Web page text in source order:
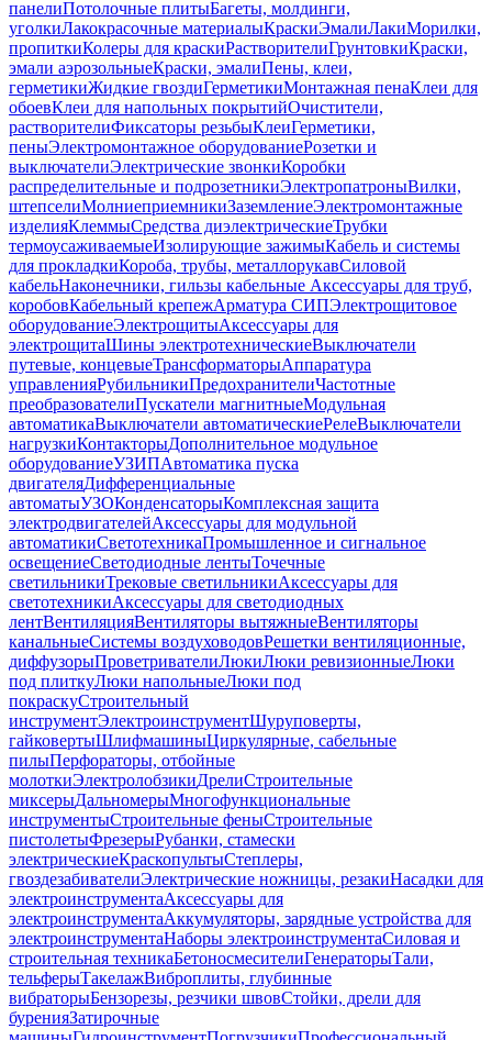
панелиПотолочные плитыБагеты, молдинги,
уголкиЛакокрасочные материалыКраскиЭмалиЛакиМорилки,
пропиткиКолеры для краскиРастворителиГрунтовкиКраски,
эмали аэрозольныеКраски, эмалиПены, клеи,
герметикиЖидкие гвоздиГерметикиМонтажная пенаКлеи для
обоевКлеи для напольных покрытийОчистители,
растворителиФиксаторы резьбыКлеиГерметики,
пеныЭлектромонтажное оборудованиеРозетки и
выключателиЭлектрические звонкиКоробки
распределительные и подрозетникиЭлектропатроныВилки,
штепселиМолниеприемникиЗаземлениеЭлектромонтажные
изделияКлеммыСредства диэлектрическиеТрубки
термоусаживаемыеИзолирующие зажимыКабель и системы
для прокладкиКороба, трубы, металлорукавСиловой
кабельНаконечники, гильзы кабельные Аксессуары для труб,
коробовКабельный крепежАрматура СИПЭлектрощитовое
оборудованиеЭлектрощитыАксессуары для
электрощитаШины электротехническиеВыключатели
путевые, концевыеТрансформаторыАппаратура
управленияРубильникиПредохранителиЧастотные
преобразователиПускатели магнитныеМодульная
автоматикаВыключатели автоматическиеРелеВыключатели
нагрузкиКонтакторыДополнительное модульное
оборудованиеУЗИПАвтоматика пуска
двигателяДифференциальные
автоматыУЗОКонденсаторыКомплексная защита
электродвигателейАксессуары для модульной
автоматикиСветотехникаПромышленное и сигнальное
освещениеСветодиодные лентыТочечные
светильникиТрековые светильникиАксессуары для
светотехникиАксессуары для светодиодных
лентВентиляцияВентиляторы вытяжныеВентиляторы
канальныеСистемы воздуховодовРешетки вентиляционные,
диффузорыПроветривателиЛюкиЛюки ревизионныеЛюки
под плиткуЛюки напольныеЛюки под
покраскуСтроительный
инструментЭлектроинструментШуруповерты,
гайковертыШлифмашиныЦиркулярные, сабельные
пилыПерфораторы, отбойные
молоткиЭлектролобзикиДрелиСтроительные
миксерыДальномерыМногофункциональные
инструментыСтроительные феныСтроительные
пистолетыФрезерыРубанки, стамески
электрическиеКраскопультыСтеплеры,
гвоздезабивателиЭлектрические ножницы, резакиНасадки для
электроинструментаАксессуары для
электроинструментаАккумуляторы, зарядные устройства для
электроинструментаНаборы электроинструментаСиловая и
строительная техникаБетоносмесителиГенераторыТали,
тельферыТакелажВиброплиты, глубинные
вибраторыБензорезы, резчики швовСтойки, дрели для
буренияЗатирочные